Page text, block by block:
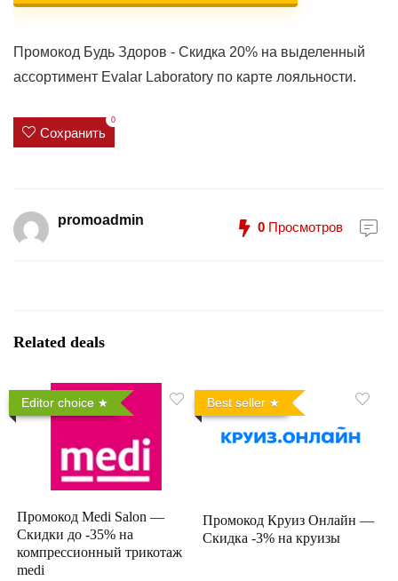
Промокод Будь Здоров - Скидка 20% на выделенный
ассортимент Evalar Laboratory по карте лояльности.
Сохранить
0
promoadmin 0 Просмотров
Related deals
Editor choice
Промокод Medi Salon —
Скидки до -35% на
компрессионный трикотаж
medi
Best seller
Промокод Круиз Онлайн —
Скидка -3% на круизы